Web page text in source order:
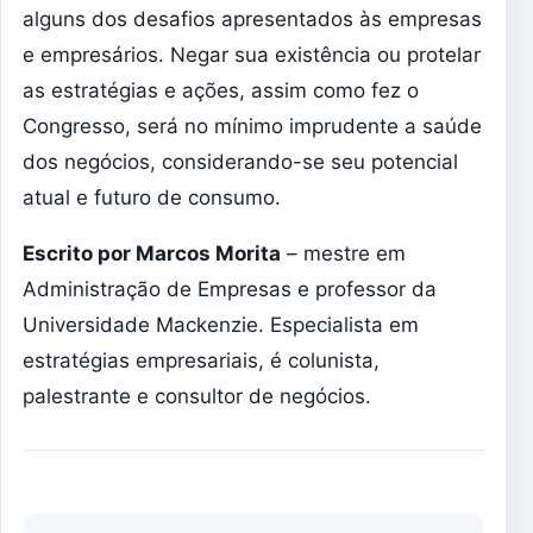
alguns dos desafios apresentados às empresas
e empresários. Negar sua existência ou protelar
as estratégias e ações, assim como fez o
Congresso, será no mínimo imprudente a saúde
dos negócios, considerando-se seu potencial
atual e futuro de consumo.
Escrito por Marcos Morita – mestre em
Administração de Empresas e professor da
Universidade Mackenzie. Especialista em
estratégias empresariais, é colunista,
palestrante e consultor de negócios.